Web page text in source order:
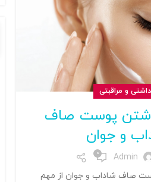
و مراقبتی
پوست صاف
و جوان
Admin
0
صاف شاداب و جوان از مهم